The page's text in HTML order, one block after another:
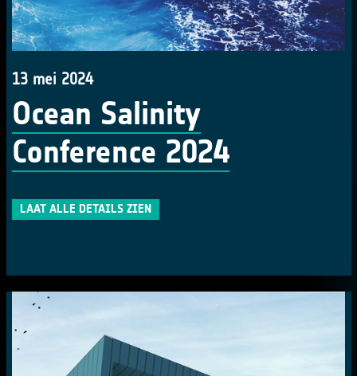
13 mei 2024
Ocean Salinity
Conference 2024
LAAT ALLE DETAILS ZIEN